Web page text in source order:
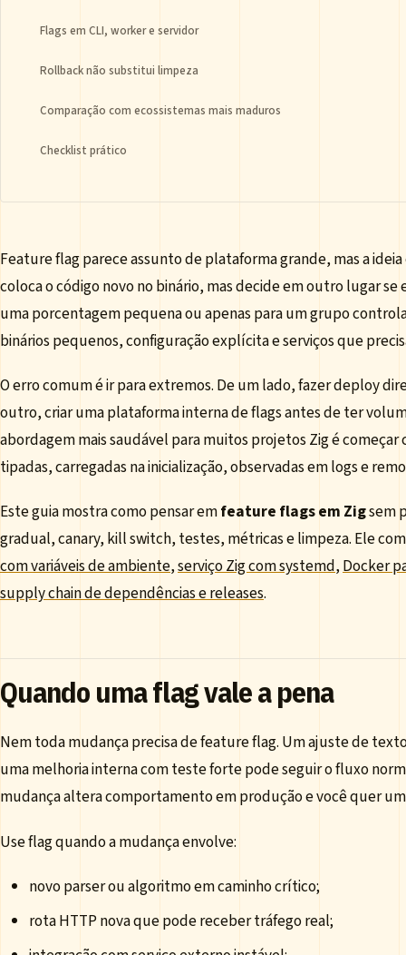
Flags em CLI, worker e servidor
Rollback não substitui limpeza
Comparação com ecossistemas mais maduros
Checklist prático
Feature flag parece assunto de plataforma grande, mas a
coloca o código novo no binário, mas decide em outro lugar
uma porcentagem pequena ou apenas para um grupo
binários pequenos, configuração explícita e serviços que
O erro comum é ir para extremos. De um lado, fazer deploy
outro, criar uma plataforma interna de flags antes de ter
abordagem mais saudável para muitos projetos Zig é
tipadas, carregadas na inicialização, observadas em logs e
Este guia mostra como pensar emfeature flags em Zigsem
gradual, canary, kill switch, testes, métricas e limpeza. Ele
com variáveis de ambiente,serviço Zig com systemd,Docker
supply chain de dependências e releases.
Quando uma flag vale a pena
Nem toda mudança precisa de feature flag. Um ajuste de
uma melhoria interna com teste forte pode seguir o fluxo
mudança altera comportamento em produção e você quer
Use flag quando a mudança envolve:
novo parser ou algoritmo em caminho crítico;
rota HTTP nova que pode receber tráfego real;